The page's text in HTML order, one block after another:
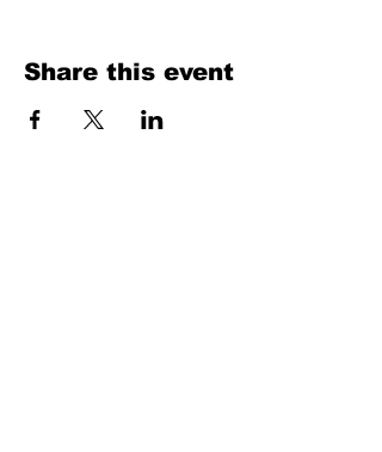
Share this event